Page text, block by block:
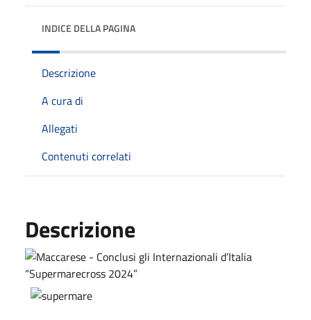
INDICE DELLA PAGINA
Descrizione
A cura di
Allegati
Contenuti correlati
Descrizione